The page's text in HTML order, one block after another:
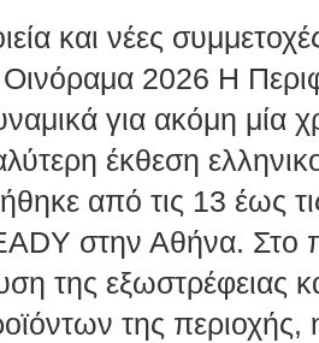
και νέες
2026 Η
για ακόμη μία
έκθεση
από τις 13 έως
στην Αθήνα. Στο
της εξωστρέφειας
της περιοχής,